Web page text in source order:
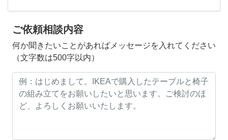
ご依頼相談内容
何か聞きたいことがあればメッセージを入れてください
（文字数は500字以内）